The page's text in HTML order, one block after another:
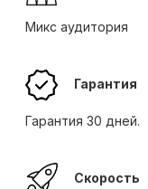
Микс аудитория
Гарантия
Гарантия 30 дней.
Скорость